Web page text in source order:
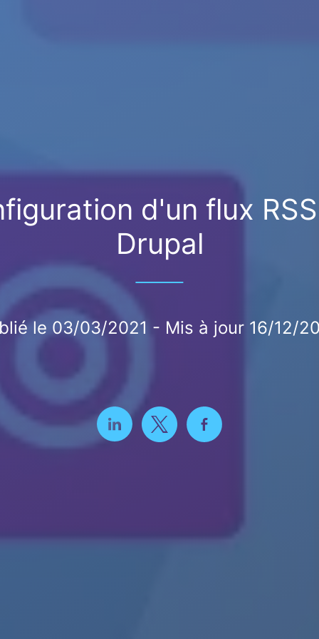
d'un flux
Drupal
le 03/03/2021 - Mis à jour 16/12/